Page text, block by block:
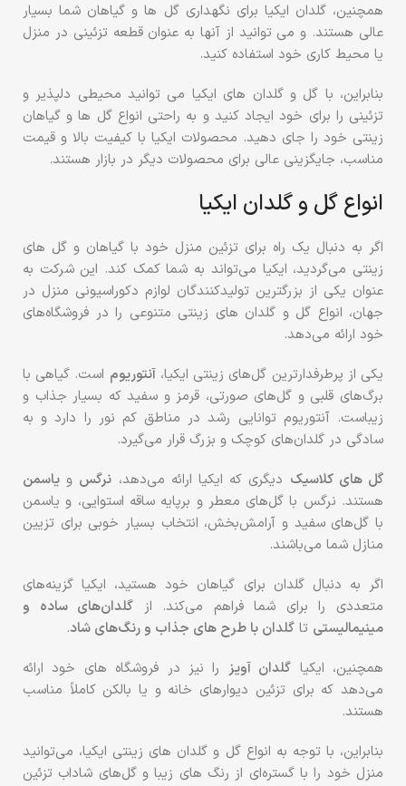
همچنین، گلدان ایکیا برای نگهداری گل ها و گیاهان شما بسیار
عالی هستند. و می توانید از آنها به عنوان قطعه تزئینی در منزل
یا محیط کاری خود استفاده کنید.
بنابراین، با گل و گلدان های ایکیا می توانید محیطی دلپذیر و
تزئینی را برای خود ایجاد کنید و به راحتی انواع گل ها و گیاهان
زینتی خود را جای دهید. محصولات ایکیا با کیفیت بالا و قیمت
مناسب، جایگزینی عالی برای محصولات دیگر در بازار هستند.
انواع گل و گلدان ایکیا
اگر به دنبال یک راه برای تزئین منزل خود با گیاهان و گل های
زینتی می‌گردید، ایکیا می‌تواند به شما کمک کند. این شرکت به
عنوان یکی از بزرگترین تولیدکنندگان لوازم دکوراسیونی منزل در
جهان، انواع گل و گلدان های زینتی متنوعی را در فروشگاه‌های
خود ارائه می‌دهد.
یکی از پرطرفدارترین گل‌های زینتی ایکیا،آنتوریوم است. گیاهی با
برگ‌های قلبی و گل‌های صورتی، قرمز و سفید که بسیار جذاب و
زیباست. آنتوریوم توانایی رشد در مناطق کم نور را دارد و به
سادگی در گلدان‌های کوچک و بزرگ قرار می‌گیرد.
گل های کلاسیک دیگری که ایکیا ارائه می‌دهد، نرگس و یاسمن
هستند. نرگس با گل‌های معطر و برپایه ساقه استوایی، و یاسمن
با گل‌های سفید و آرامش‌بخش، انتخاب بسیار خوبی برای تزیین
منازل شما می‌باشند.
اگر به دنبال گلدان برای گیاهان خود هستید، ایکیا گزینه‌های
متعددی را برای شما فراهم می‌کند. از گلدان‌های ساده و
مینیمالیستی تا گلدان‌ با طرح های جذاب و رنگ‌های شاد.
همچنین، ایکیا گلدان‌ آویز را نیز در فروشگاه های خود ارائه
می‌دهد که برای تزئین دیوارهای خانه و یا بالکن‌ کاملاً مناسب
هستند.
بنابراین، با توجه به انواع گل و گلدان های زینتی ایکیا، می‌توانید
منزل خود را با گستره‌ای از رنگ های زیبا و گل‌های شاداب تزئین